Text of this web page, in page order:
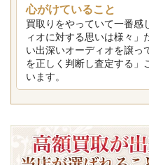
心がけていること
買取りをやっていて一番感
ィオに対する思いは様々」
い出深いオーディオを譲っ
を正しく判断し査定する」
います。